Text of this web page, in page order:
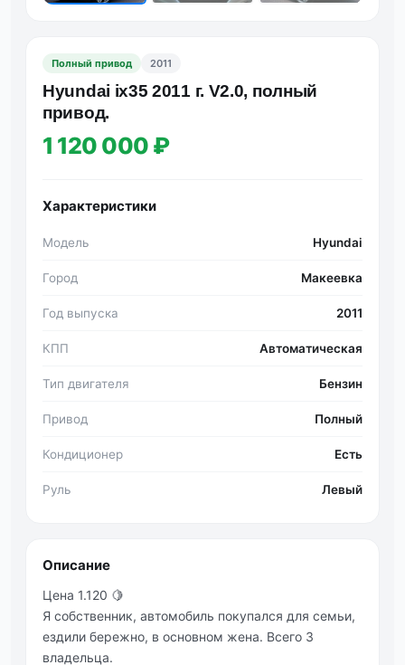
Полный привод 2011
Hyundai ix35 2011 г. V2.0, полный
привод.
1 120 000 ₽
Характеристики
Модель Hyundai
Город Макеевка
Год выпуска 2011
КПП Автоматическая
Тип двигателя Бензин
Привод Полный
Кондиционер Есть
Руль Левый
Описание
Цена 1.120 🍋
Я собственник, автомобиль покупался для семьи,
ездили бережно, в основном жена. Всего 3
владельца.